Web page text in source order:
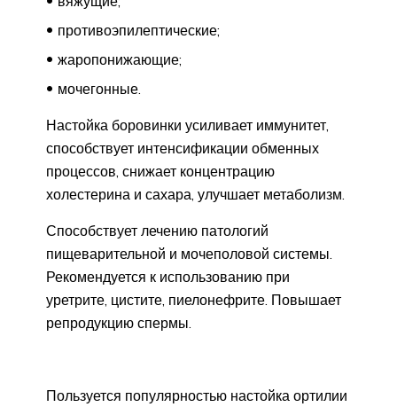
противоэпилептические;
жаропонижающие;
мочегонные.
Настойка боровинки усиливает иммунитет,
способствует интенсификации обменных
процессов, снижает концентрацию
холестерина и сахара, улучшает метаболизм.
Способствует лечению патологий
пищеварительной и мочеполовой системы.
Рекомендуется к использованию при
уретрите, цистите, пиелонефрите. Повышает
репродукцию спермы.
Пользуется популярностью настойка ортилии